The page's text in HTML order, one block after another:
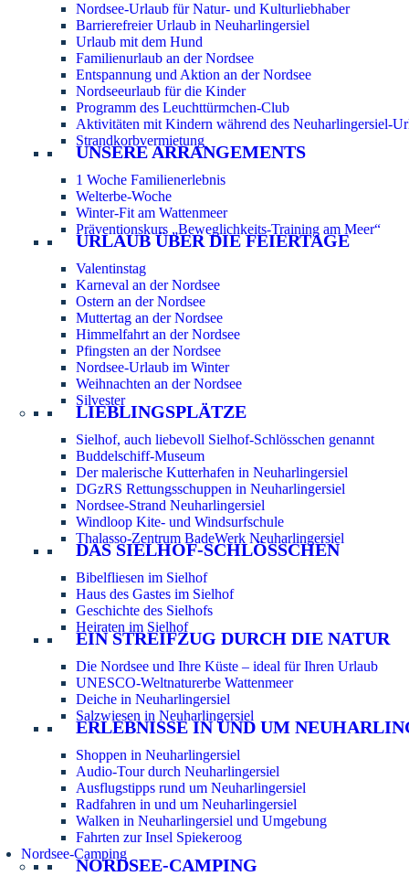
Nordsee-Urlaub für Natur- und Kulturliebhaber
Barrierefreier Urlaub in Neuharlingersiel
Urlaub mit dem Hund
Familienurlaub an der Nordsee
Entspannung und Aktion an der Nordsee
Nordseeurlaub für die Kinder
Programm des Leuchttürmchen-Club
Aktivitäten mit Kindern während des Neuharlingersiel-
Strandkorbvermietung
UNSERE ARRANGEMENTS
1 Woche Familienerlebnis
Welterbe-Woche
Winter-Fit am Wattenmeer
Präventionskurs „Beweglichkeits-Training am Meer“
URLAUB ÜBER DIE FEIERTAGE
Valentinstag
Karneval an der Nordsee
Ostern an der Nordsee
Muttertag an der Nordsee
Himmelfahrt an der Nordsee
Pfingsten an der Nordsee
Nordsee-Urlaub im Winter
Weihnachten an der Nordsee
Silvester
LIEBLINGSPLÄTZE
Sielhof, auch liebevoll Sielhof-Schlösschen genannt
Buddelschiff-Museum
Der malerische Kutterhafen in Neuharlingersiel
DGzRS Rettungsschuppen in Neuharlingersiel
Nordsee-Strand Neuharlingersiel
Windloop Kite- und Windsurfschule
Thalasso-Zentrum BadeWerk Neuharlingersiel
DAS SIELHOF-SCHLÖSSCHEN
Bibelfliesen im Sielhof
Haus des Gastes im Sielhof
Geschichte des Sielhofs
Heiraten im Sielhof
EIN STREIFZUG DURCH DIE NATUR
Die Nordsee und Ihre Küste – ideal für Ihren Urlaub
UNESCO-Weltnaturerbe Wattenmeer
Deiche in Neuharlingersiel
Salzwiesen in Neuharlingersiel
ERLEBNISSE IN UND UM
Shoppen in Neuharlingersiel
Audio-Tour durch Neuharlingersiel
Ausflugstipps rund um Neuharlingersiel
Radfahren in und um Neuharlingersiel
Walken in Neuharlingersiel und Umgebung
Fahrten zur Insel Spiekeroog
Nordsee-Camping
NORDSEE-CAMPING